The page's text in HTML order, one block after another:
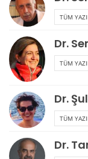
TÜM
Dr.
TÜM
Dr.
TÜM
Dr.